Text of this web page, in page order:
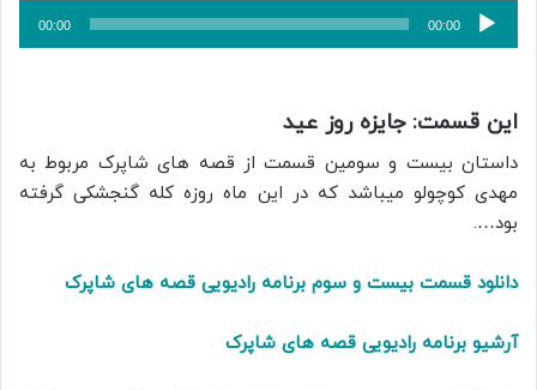
پخش‌کننده
صوت
00:00
00:00
این قسمت: جایزه روز عید
داستان بیست و سومین قسمت از قصه های شاپرک مربوط به
مهدی کوچولو میباشد که در این ماه روزه کله گنجشکی گرفته
بود….
دانلود قسمت بیست و سوم برنامه رادیویی قصه های شاپرک
آرشیو برنامه رادیویی قصه های شاپرک